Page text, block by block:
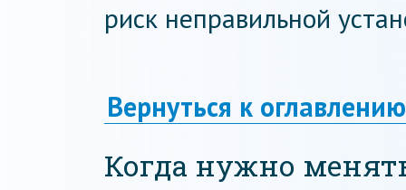
риск неправильной
Вернуться к оглавлению
Когда нужно